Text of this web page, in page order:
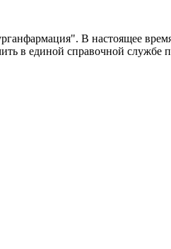
В настоящее
в единой справочной службе